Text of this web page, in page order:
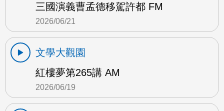
三國演義曹孟德移駕許都 FM
2026/06/21
文學大觀園
紅樓夢第265講 AM
2026/06/19